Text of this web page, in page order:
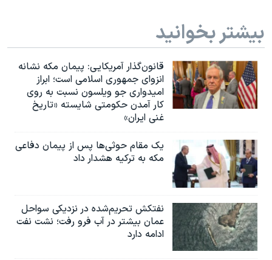
بیشتر بخوانید
قانون‌گذار آمریکایی: پیمان مکه نشانه
انزوای جمهوری اسلامی است؛ ابراز
امیدواری جو ویلسون نسبت به روی
کار آمدن حکومتی شایسته «تاریخ
غنی ایران»
یک مقام حوثی‌ها پس از پیمان دفاعی
مکه به ترکیه هشدار داد
نفتکش تحریم‌شده در نزدیکی سواحل
عمان بیشتر در آب فرو رفت؛ نشت نفت
ادامه دارد